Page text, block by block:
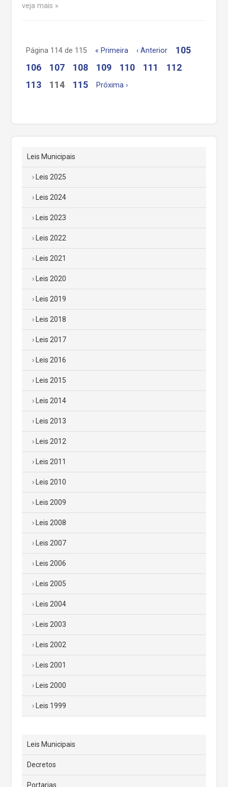
veja mais
Página 114 de 115 « Primeira ‹ Anterior
105
106
107 108 109 110 111
112
113
114 115 Próxima ›
Leis Municipais
Leis 2025
Leis 2024
Leis 2023
Leis 2022
Leis 2021
Leis 2020
Leis 2019
Leis 2018
Leis 2017
Leis 2016
Leis 2015
Leis 2014
Leis 2013
Leis 2012
Leis 2011
Leis 2010
Leis 2009
Leis 2008
Leis 2007
Leis 2006
Leis 2005
Leis 2004
Leis 2003
Leis 2002
Leis 2001
Leis 2000
Leis 1999
Leis Municipais
Decretos
Portarias